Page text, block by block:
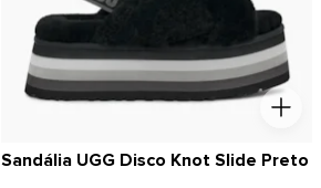
Sandália UGG Disco Knot Slide Preto